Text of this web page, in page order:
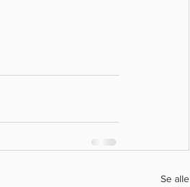
Se alle